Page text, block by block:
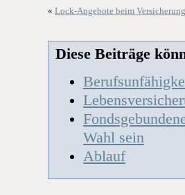
« Lock-Angebote beim
Diese Beiträge
Wahl sein
Ablauf